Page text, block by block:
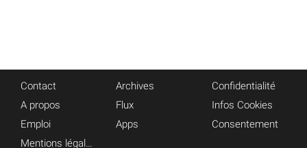
Contact
A propos
Emploi
Mentions légales
Archives
Flux
Apps
Confidentialité
Infos Cookies
Consentement